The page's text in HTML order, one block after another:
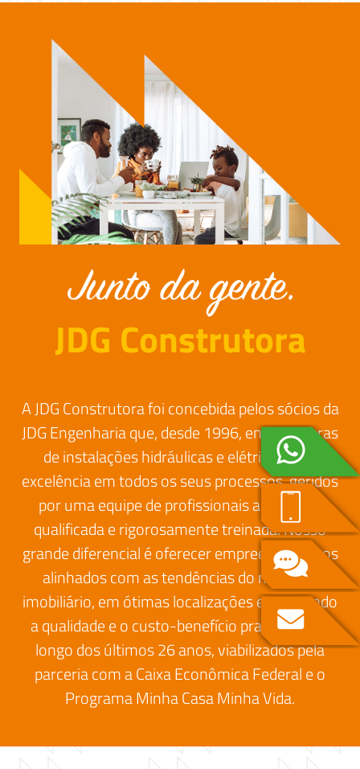
JDG Construtora
A JDG Construtora foi concebida pelos sócios da
JDG Engenharia que, desde 1996, entrega obras
de instalações hidráulicas e elétricas com
excelência em todos os seus processos, geridos
por uma equipe de profissionais altamente
qualificada e rigorosamente treinada. Nosso
grande diferencial é oferecer empreendimentos
alinhados com as tendências do mercado
imobiliário, em ótimas localizações e mantendo
a qualidade e o custo-benefício praticados ao
longo dos últimos 26 anos, viabilizados pela
parceria com a Caixa Econômica Federal e o
Programa Minha Casa Minha Vida.